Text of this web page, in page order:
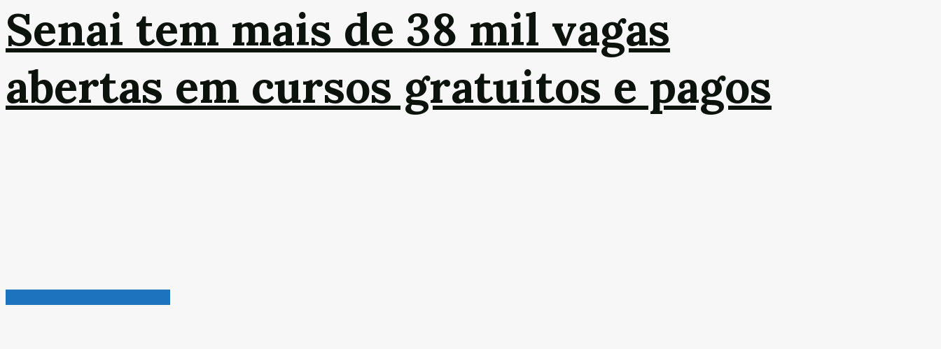
Senai tem mais de 38 mil vagas
abertas em cursos gratuitos e pagos